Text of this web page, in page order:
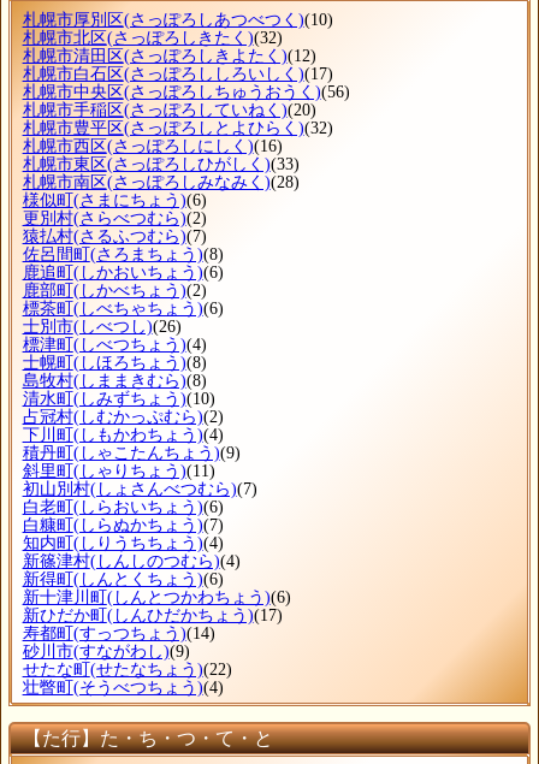
札幌市厚別区(さっぽろしあつべつく)(10)
札幌市北区(さっぽろしきたく)(32)
札幌市清田区(さっぽろしきよたく)(12)
札幌市白石区(さっぽろししろいしく)(17)
札幌市中央区(さっぽろしちゅうおうく)(56)
札幌市手稲区(さっぽろしていねく)(20)
札幌市豊平区(さっぽろしとよひらく)(32)
札幌市西区(さっぽろしにしく)(16)
札幌市東区(さっぽろしひがしく)(33)
札幌市南区(さっぽろしみなみく)(28)
様似町 (さまにちょう)(6)
更別村(さらべつむら)(2)
猿払村(さるふつむら)(7)
佐呂間町 (さろまちょう)(8)
鹿追町 (しかおいちょう)(6)
鹿部町 (しかべちょう)(2)
標茶町 (しべちゃちょう)(6)
士別市(しべつし)(26)
標津町 (しべつちょう)(4)
士幌町 (しほろちょう)(8)
島牧村(しままきむら)(8)
清水町 (しみずちょう)(10)
占冠村(しむかっぷむら)(2)
下川町 (しもかわちょう)(4)
積丹町 (しゃこたんちょう)(9)
斜里町 (しゃりちょう)(11)
初山別村(しょさんべつむら)(7)
白老町 (しらおいちょう)(6)
白糠町 (しらぬかちょう)(7)
知内町 (しりうちちょう)(4)
新篠津村(しんしのつむら)(4)
新得町 (しんとくちょう)(6)
新十津川町 (しんとつかわちょう)(6)
新ひだか町 (しんひだかちょう)(17)
寿都町 (すっつちょう)(14)
砂川市(すながわし)(9)
せたな町 (せたなちょう)(22)
壮瞥町 (そうべつちょう)(4)
【た行】た・ち・つ・て・と